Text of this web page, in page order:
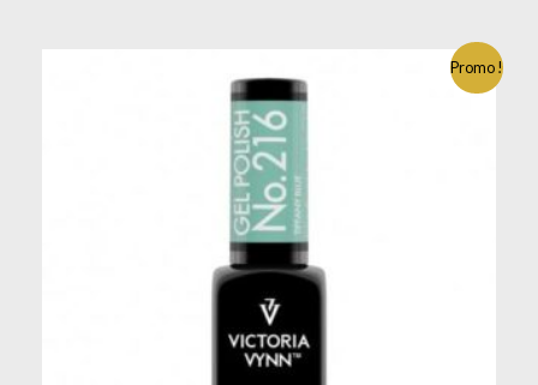
Promo !